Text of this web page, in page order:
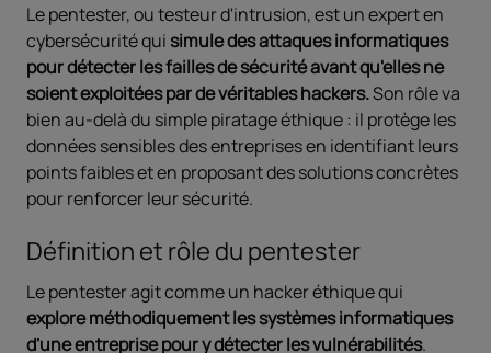
Le pentester, ou testeur d'intrusion, est un expert en
cybersécurité quisimule des attaques informatiques
pour détecter les failles de sécurité avant qu'elles ne
soient exploitées par de véritables hackers.Son rôle va
bien au-delà du simple piratage éthique : il protège les
données sensibles des entreprises en identifiant leurs
points faibles et en proposant des solutions concrètes
pour renforcer leur sécurité.
Définition et rôle du pentester
Le pentester agit comme un hacker éthique qui
explore méthodiquement les systèmes informatiques
d'une entreprise pour y détecter les vulnérabilités.